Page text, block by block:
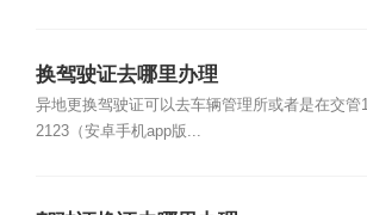
换驾驶证去哪里办理
异地更换驾驶证可以去车辆管理所或者是在交管1
2123（安卓手机app版...